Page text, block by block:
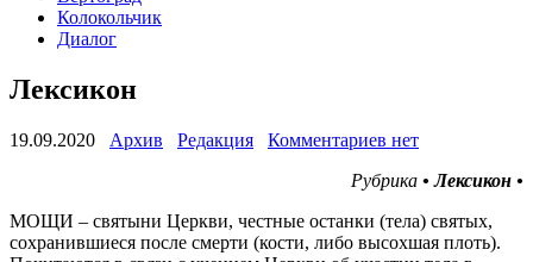
Колокольчик
Диалог
Лексикон
19.09.2020 Архив Редакция
Комментариев нет
Рубрика • Лексикон •
МОЩИ – святыни Церкви, честные останки (тела) святых,
сохранившиеся после смерти (кости, либо высохшая плоть).